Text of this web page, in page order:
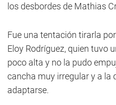
los desbordes de Mathias
Fue una tentación tirarla
Eloy Rodríguez, quien tuvo
poco alta y no la pudo
cancha muy irregular y a la
adaptarse.